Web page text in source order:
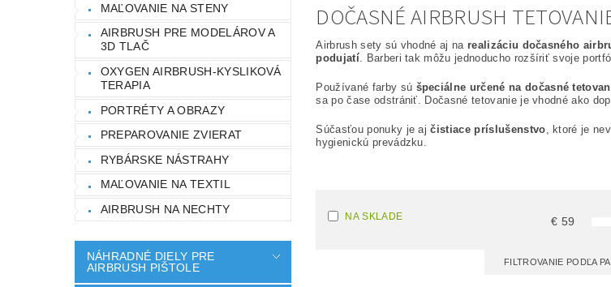
MAĽOVANIE NA STENY
AIRBRUSH PRE MODELÁROV A
3D TLAČ
OXYGEN AIRBRUSH-KYSLIKOVÁ
TERAPIA
PORTRÉTY A OBRAZY
PREPAROVANIE ZVIERAT
RYBÁRSKE NÁSTRAHY
MAĽOVANIE NA TEXTIL
AIRBRUSH NA NECHTY
NÁHRADNÉ DIELY PRE
AIRBRUSH PIŠTOLE
DOČASNÉ AIRBRUSH
Airbrush sety sú vhodné aj na realizáciu dočasného
podujatí. Barberi tak môžu jednoducho rozšíriť svoje
Používané farby sú špeciálne určené na dočasné
sa po čase odstrániť. Dočasné tetovanie je vhodné ako
Súčasťou ponuky je ajčistiace príslušenstvo, ktoré je
hygienickú prevádzku.
NA SKLADE € 59
FILTROVANIE PODĽA